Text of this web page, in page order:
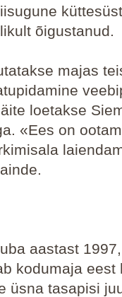
õigustanud.
majas
loetakse
«Ees on
aastast
kodumaja eest
üsna tasapisi